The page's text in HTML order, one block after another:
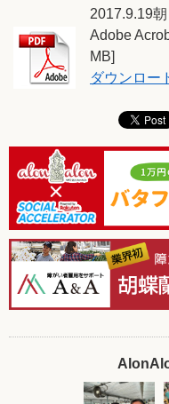
2017.9.19
Adobe
MB]
ダウンロー